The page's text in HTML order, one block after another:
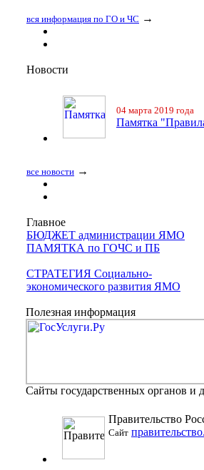
вся информация по ГО и ЧС →
Новости
04 марта 2019 года
Памятка
все новости →
Главное
БЮДЖЕТ администрации ЯМО
ПАМЯТКА по ГОЧС и ПБ
СТРАТЕГИЯ Социально-
экономического развития ЯМО
Полезная информация
Сайты государственных органов и
Правительство
Сайт